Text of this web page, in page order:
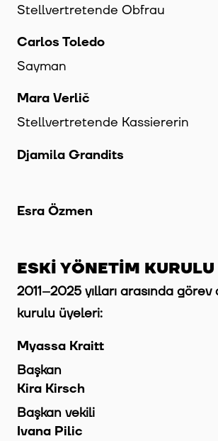
Stellvertretende Obfrau
Carlos Toledo
Sayman
Mara Verlič
Stellvertretende Kassiererin
Djamila Grandits
Esra Özmen
ESKİ YÖNETİM
2011–2025 yılları arasında
kurulu üyeleri:
Myassa Kraitt
Başkan
Kira Kirsch
Başkan vekili
Ivana Pilic